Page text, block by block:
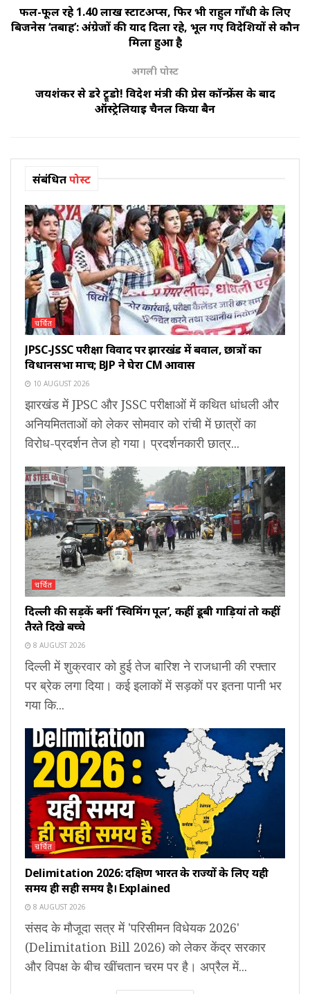
फल-फूल रहे 1.40 लाख स्टार्टअप्स, फिर भी राहुल गाँधी के लिए
बिजनेस ‘तबाह’: अंग्रेजों की याद दिला रहे, भूल गए विदेशियों से कौन
मिला हुआ है
अगली पोस्ट
जयशंकर से डरे ट्रूडो! विदेश मंत्री की प्रेस कॉन्फ्रेंस के बाद
ऑस्ट्रेलियाई चैनल किया बैन
संबंधितपोस्ट
चर्चित
JPSC-JSSC परीक्षा विवाद पर झारखंड में बवाल, छात्रों का
विधानसभा मार्च; BJP ने घेरा CM आवास
10 AUGUST 2026
झारखंड में JPSC और JSSC परीक्षाओं में कथित धांधली और
अनियमितताओं को लेकर सोमवार को रांची में छात्रों का
विरोध-प्रदर्शन तेज हो गया। प्रदर्शनकारी छात्र...
चर्चित
दिल्ली की सड़कें बनीं ‘स्विमिंग पूल’, कहीं डूबी गाड़ियां तो कहीं
तैरते दिखे बच्चे
8 AUGUST 2026
दिल्ली में शुक्रवार को हुई तेज बारिश ने राजधानी की रफ्तार
पर ब्रेक लगा दिया। कई इलाकों में सड़कों पर इतना पानी भर
गया कि...
चर्चित
Delimitation 2026: दक्षिण भारत के राज्यों के लिए यही
समय ही सही समय है। Explained
8 AUGUST 2026
संसद के मौजूदा सत्र में 'परिसीमन विधेयक 2026'
(Delimitation Bill 2026) को लेकर केंद्र सरकार
और विपक्ष के बीच खींचतान चरम पर है। अप्रैल में...